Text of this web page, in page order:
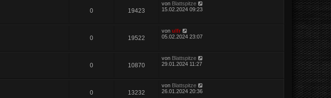
0 19423
von Blattspitze
15.02.2024 09:23
0 19522
von ulfr
05.02.2024 23:07
0 10870
von Blattspitze
29.01.2024 11:27
0 13232
von Blattspitze
26.01.2024 20:36